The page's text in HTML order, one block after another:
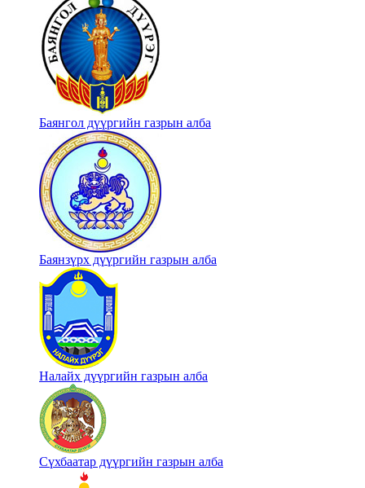
Баянгол дүүргийн газрын алба
Баянзүрх дүүргийн газрын алба
Налайх дүүргийн газрын алба
Сүхбаатар дүүргийн газрын алба